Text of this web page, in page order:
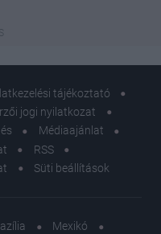
tájékoztató
jogi nyilatkozat
Médiaajánlat
RSS
Süti beállítások
Mexikó